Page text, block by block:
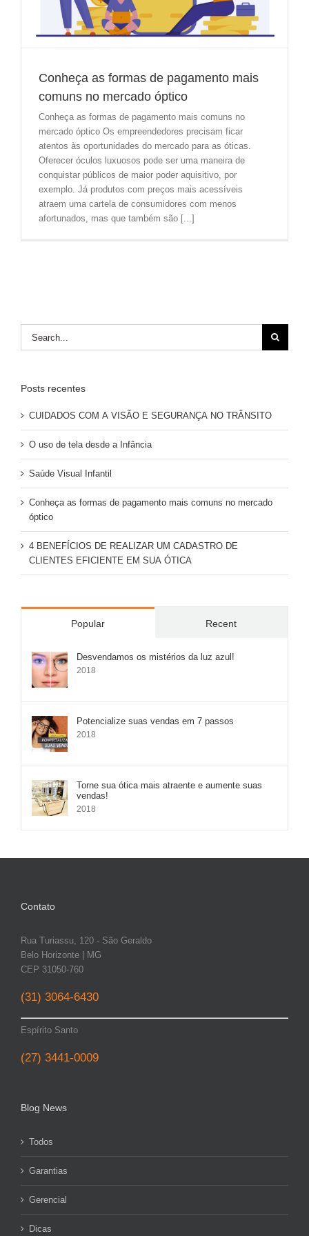
Conheça as formas de pagamento mais
comuns no mercado óptico
Conheça as formas de pagamento mais comuns no
mercado óptico Os empreendedores precisam ficar
atentos às oportunidades do mercado para as óticas.
Oferecer óculos luxuosos pode ser uma maneira de
conquistar públicos de maior poder aquisitivo, por
exemplo. Já produtos com preços mais acessíveis
atraem uma cartela de consumidores com menos
afortunados, mas que também são [...]
Posts recentes
CUIDADOS COM A VISÃO E SEGURANÇA NO TRÂNSITO
O uso de tela desde a Infância
Saúde Visual Infantil
Conheça as formas de pagamento mais comuns no mercado
óptico
4 BENEFÍCIOS DE REALIZAR UM CADASTRO DE
CLIENTES EFICIENTE EM SUA ÓTICA
Popular Recent
Desvendamos os mistérios da luz azul!
2018
Potencialize suas vendas em 7 passos
2018
Torne sua ótica mais atraente e aumente suas
vendas!
2018
Contato
Rua Turiassu, 120 - São Geraldo
Belo Horizonte | MG
CEP 31050-760
(31) 3064-6430
Espírito Santo
(27) 3441-0009
Blog News
Todos
Garantias
Gerencial
Dicas